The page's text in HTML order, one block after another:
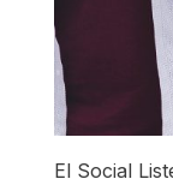
El Social